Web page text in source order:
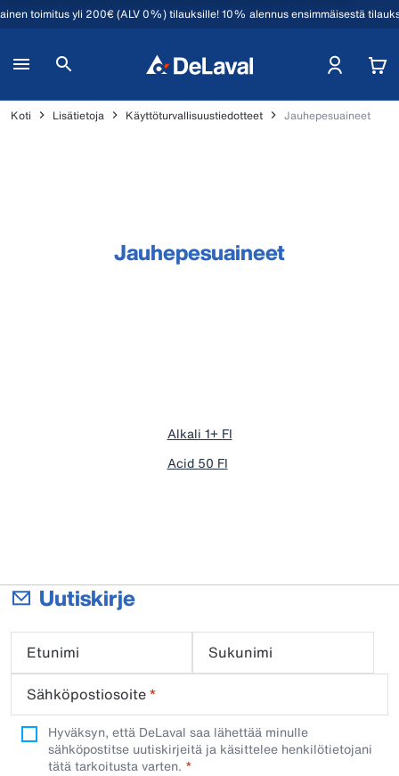
toimitus yli 200€ (ALV 0%) tilauksille! 10% alennus ensimmäisestä
Koti Lisätietoja Käyttöturvallisuustiedotteet Jauhepesuaineet
Jauhepesuaineet
Alkali 1+ FI
Acid 50 FI
Uutiskirje
Etunimi
Sukunimi
Sähköpostiosoite*
Hyväksyn, että DeLaval saa lähettää minulle
sähköpostitse uutiskirjeitä ja käsittelee henkilötietojani
tätä tarkoitusta varten.